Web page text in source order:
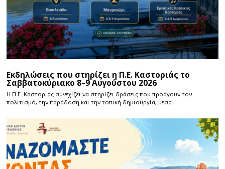
Εκδηλώσεις που στηρίζει η Π.Ε. Καστοριάς το
Σαββατοκύριακο 8–9 Αυγούστου 2026
Η Π.E. Καστοριάς συνεχίζει να στηρίζει δράσεις που προάγουν τον
πολιτισμό, την παράδοση και την τοπική δημιουργία, μέσα